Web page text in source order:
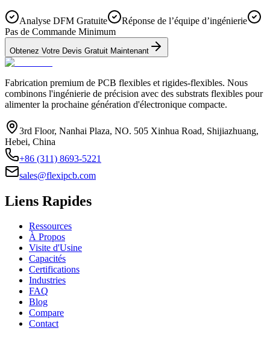
Analyse DFM Gratuite
Réponse de l’équipe d’ingénierie
Pas de Commande Minimum
Obtenez Votre Devis Gratuit Maintenant
Fabrication premium de PCB flexibles et rigides-flexibles. Nous
combinons l'ingénierie de précision avec des substrats flexibles pour
alimenter la prochaine génération d'électronique compacte.
3rd Floor, Nanhai Plaza, NO. 505 Xinhua Road, Shijiazhuang,
Hebei, China
+86 (311) 8693-5221
sales@flexipcb.com
Liens Rapides
Ressources
À Propos
Visite d'Usine
Capacités
Certifications
Industries
FAQ
Blog
Compare
Contact